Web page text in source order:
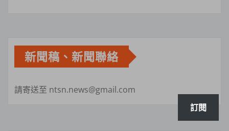
新聞稿、新聞聯絡
請寄送至 ntsn.news@gmail.com
訂閱